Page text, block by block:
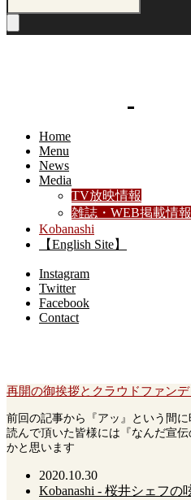
Home
Menu
News
Media
TV放映情報
雑誌・WEB掲載情報
Kobanashi
【English Site】
Instagram
Twitter
Facebook
Contact
再開の御挨拶とクラウドファン
前回の記事から『アッ』という間
読んで頂いた皆様には『なんだ宣
かと思います
2020.10.30
Kobanashi - 桜井シェフの